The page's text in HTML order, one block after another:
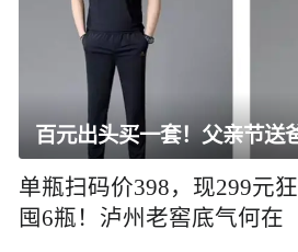
单瓶扫码价398，现299元狂
囤6瓶！泸州老窖底气何在